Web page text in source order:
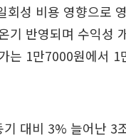
성 비용 영향으로
기 반영되며 수익성
는 1만7000원에서
대비 3% 늘어난 3